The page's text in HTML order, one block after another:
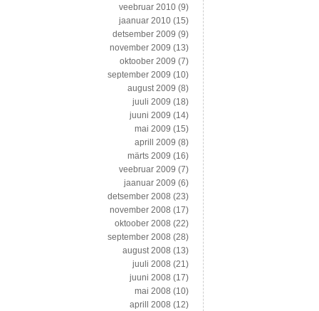
veebruar 2010 (9)
jaanuar 2010 (15)
detsember 2009 (9)
november 2009 (13)
oktoober 2009 (7)
september 2009 (10)
august 2009 (8)
juuli 2009 (18)
juuni 2009 (14)
mai 2009 (15)
aprill 2009 (8)
märts 2009 (16)
veebruar 2009 (7)
jaanuar 2009 (6)
detsember 2008 (23)
november 2008 (17)
oktoober 2008 (22)
september 2008 (28)
august 2008 (13)
juuli 2008 (21)
juuni 2008 (17)
mai 2008 (10)
aprill 2008 (12)